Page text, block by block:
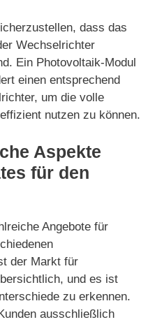
dass das
Wechselrichter
Ein Photovoltaik-Modul
einen entsprechend
um die volle
nutzen zu können.
Aspekte
für den
Angebote für
der Markt für
und es ist
zu erkennen.
ausschließlich